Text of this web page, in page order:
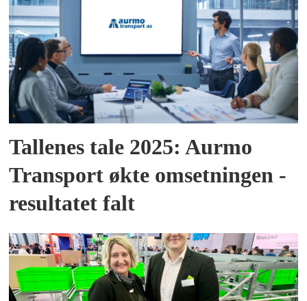
Tallenes tale 2025: Aurmo
Transport økte omsetningen -
resultatet falt